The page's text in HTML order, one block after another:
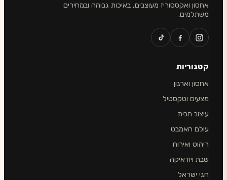
אחסון ואקססוריז מעוצבים, באיכות גבוהה ובמחירים
משתלמים.
קטגוריות
אחסון וארגון
מצעים וטקסטיל
עיצוב הבית
עולם האמבט
ריהוט ואירוח
שבת ויודאיקה
חגי ישראל